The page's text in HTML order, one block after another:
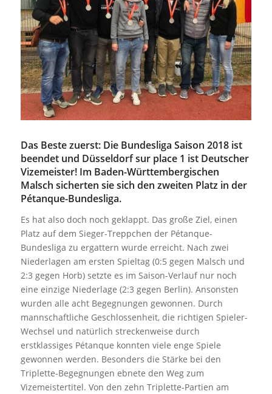
Das Beste zuerst: Die Bundesliga Saison 2018 ist
beendet und Düsseldorf sur place 1 ist Deutscher
Vizemeister! Im Baden-Württembergischen
Malsch sicherten sie sich den zweiten Platz in der
Pétanque-Bundesliga.
Es hat also doch noch geklappt. Das große Ziel, einen
Platz auf dem Sieger-Treppchen der Pétanque-
Bundesliga zu ergattern wurde erreicht. Nach zwei
Niederlagen am ersten Spieltag (0:5 gegen Malsch und
2:3 gegen Horb) setzte es im Saison-Verlauf nur noch
eine einzige Niederlage (2:3 gegen Berlin). Ansonsten
wurden alle acht Begegnungen gewonnen. Durch
mannschaftliche Geschlossenheit, die richtigen Spieler-
Wechsel und natürlich streckenweise durch
erstklassiges Pétanque konnten viele enge Spiele
gewonnen werden. Besonders die Stärke bei den
Triplette-Begegnungen ebnete den Weg zum
Vizemeistertitel. Von den zehn Triplette-Partien am